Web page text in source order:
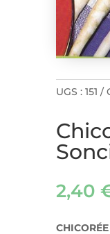
UGS : 151
2,40